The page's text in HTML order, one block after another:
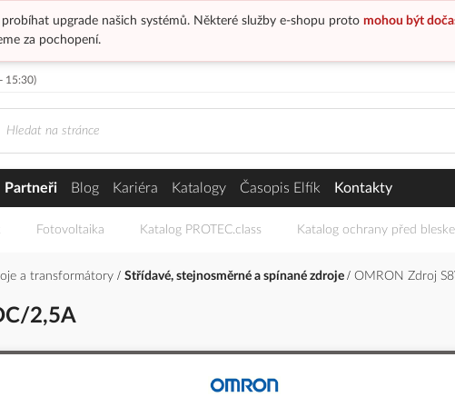
upgrade našich systémů. Některé služby e-shopu proto mohou být
za pochopení.
15:30)
Partneři Blog Kariéra Katalogy Časopis Elfík Kontakty
Fotovoltaika Katalog PROTEC.class Katalog ochrany před
a transformátory Střídavé, stejnosměrné a spínané zdroje OMRON Zdroj
2,5A